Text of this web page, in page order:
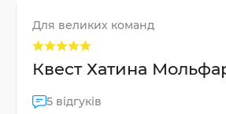
Для великих команд
Квест Хатина
5 відгуків